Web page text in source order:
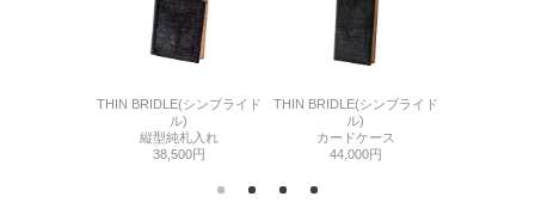
THIN BRIDLE(シンブライド
ル)
縦型純札入れ
38,500円
THIN BRIDLE(シンブライド
ル)
カードケース
44,000円